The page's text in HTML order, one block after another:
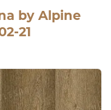
by Alpine
21